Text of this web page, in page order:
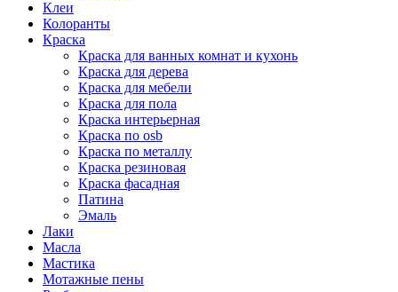
Клеи
Колоранты
Краска
Краска для ванных комнат и кухонь
Краска для дерева
Краска для мебели
Краска для пола
Краска интерьерная
Краска по osb
Краска по металлу
Краска резиновая
Краска фасадная
Патина
Эмаль
Лаки
Масла
Мастика
Мотажные пены